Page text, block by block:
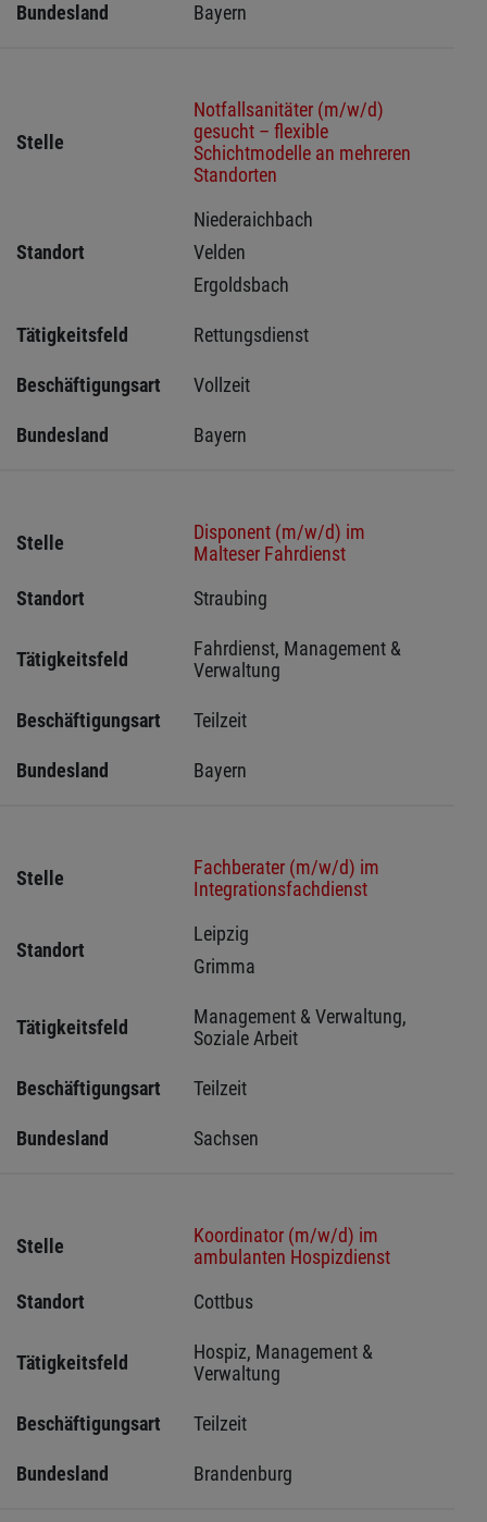
Bundesland Bayern
Stelle
Notfallsanitäter (m/w/d)
gesucht – flexible
Schichtmodelle an mehreren
Standorten
Standort
Niederaichbach
Velden
Ergoldsbach
Tätigkeitsfeld Rettungsdienst
Beschäftigungsart Vollzeit
Bundesland Bayern
Stelle
Disponent (m/w/d) im
Malteser Fahrdienst
Standort
Straubing
Tätigkeitsfeld
Fahrdienst, Management &
Verwaltung
Beschäftigungsart Teilzeit
Bundesland Bayern
Stelle
Fachberater (m/w/d) im
Integrationsfachdienst
Standort
Leipzig
Grimma
Tätigkeitsfeld
Management & Verwaltung,
Soziale Arbeit
Beschäftigungsart Teilzeit
Bundesland Sachsen
Stelle
Koordinator (m/w/d) im
ambulanten Hospizdienst
Standort
Cottbus
Tätigkeitsfeld
Hospiz, Management &
Verwaltung
Beschäftigungsart Teilzeit
Bundesland Brandenburg